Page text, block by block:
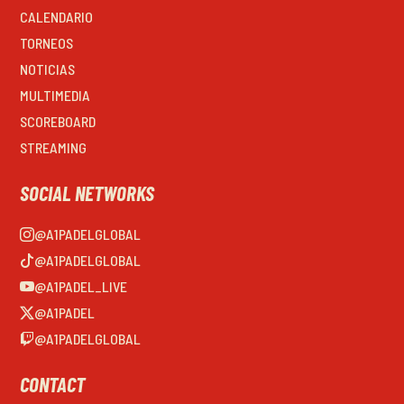
CALENDARIO
TORNEOS
NOTICIAS
MULTIMEDIA
SCOREBOARD
STREAMING
SOCIAL NETWORKS
@A1PADELGLOBAL
@A1PADELGLOBAL
@A1PADEL_LIVE
@A1PADEL
@A1PADELGLOBAL
CONTACT